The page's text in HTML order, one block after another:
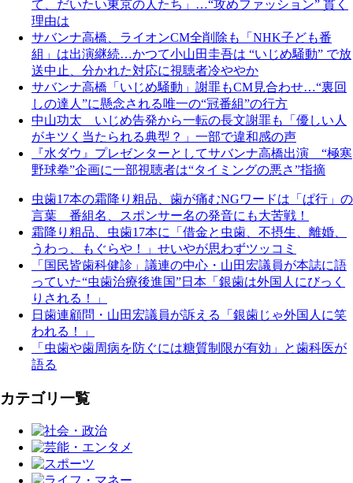
て、だいたい東京の人たち」…“攻めファッション” 貫く
理由は
サバンナ高橋、ライオンCM全削除も「NHK子ども番
組」は出演継続…かつて小山田圭吾は “いじめ騒動” で放
送中止、分かれた対応に視聴者冷ややか
サバンナ高橋「いじめ騒動」謝罪もCM見合わせ…“裏回
しの達人”に懸念される唯一の“冠番組”の行方
中山功太 いじめ告発から一転の長文謝罪も「優しい人
がキツく当たられる典型？」一部で違和感の声
『水ダウ』プレゼンターとしてサバンナ高橋出演 “極寒
野球拳”企画に一部視聴者は“タイミングの悪さ”指摘
虫歯17本の霜降り粗品、歯が痛むNGワードは「ぱ行」の
言葉 番組名、スポンサー名の発音にも大苦戦！
霜降り粗品、虫歯17本に「借金と虫歯、不摂生、離婚、
うわっ、もぐらや！」せいやが思わずツッコミ
「国民皆歯科健診」議連の中心・山田宏議員が本誌に語
っていた“虫歯治療後進国”日本「銀歯は外国人にびっく
りされる！」
日歯連顧問・山田宏議員が訴える「銀歯じゃ外国人に笑
われる！」
「虫歯や歯周病を防ぐには糖質制限が有効」と歯科医が
語る
カテゴリ一覧